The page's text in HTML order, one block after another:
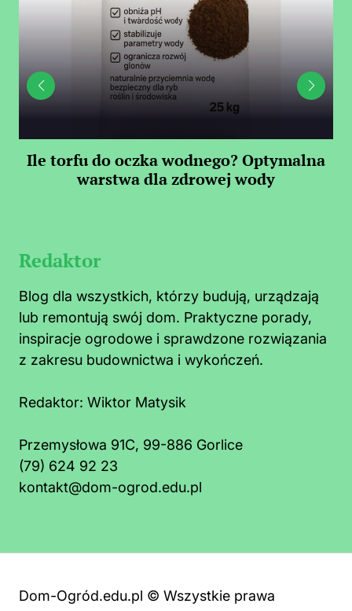
Ile torfu do oczka wodnego? Optymalna
warstwa dla zdrowej wody
Redaktor
Blog dla wszystkich, którzy budują, urządzają
lub remontują swój dom. Praktyczne porady,
inspiracje ogrodowe i sprawdzone rozwiązania
z zakresu budownictwa i wykończeń.
Redaktor: Wiktor Matysik
Przemysłowa 91C, 99-886 Gorlice
(79) 624 92 23
kontakt@dom-ogrod.edu.pl
Dom-Ogród.edu.pl © Wszystkie prawa